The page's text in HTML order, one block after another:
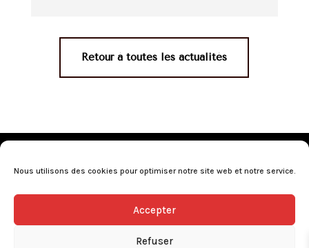
Nous utilisons des cookies pour optimiser notre site web et notre service.
Accepter
Refuser
Retour à toutes les actualités
Conditions générales de vente•Nos revendeurs•
L’abus d’alcool est dangereux pour la santé, consommez avec